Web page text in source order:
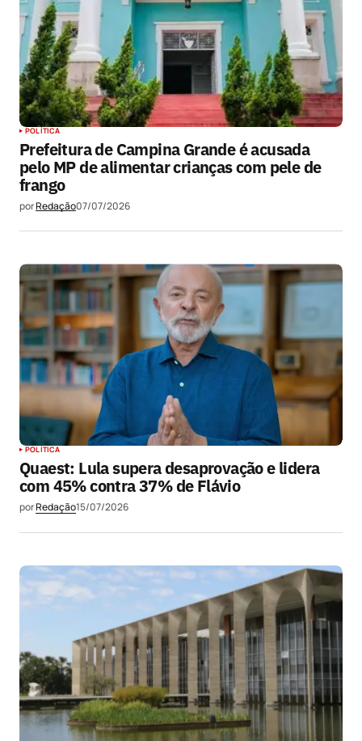
POLÍTICA
Prefeitura de Campina Grande é acusada
pelo MP de alimentar crianças com pele de
frango
porRedação07/07/2026
POLÍTICA
Quaest: Lula supera desaprovação e lidera
com 45% contra 37% de Flávio
porRedação15/07/2026